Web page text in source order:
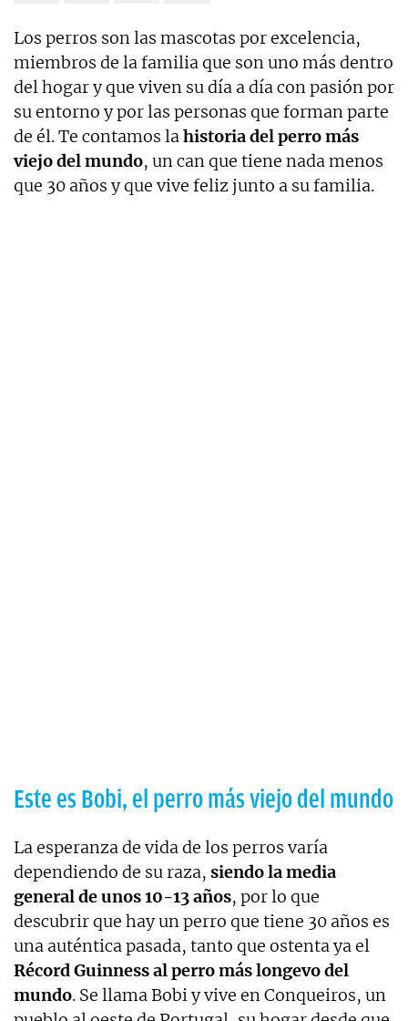
Los perros son las mascotas por excelencia,
miembros de la familia que son uno más dentro
del hogar y que viven su día a día con pasión por
su entorno y por las personas que forman parte
de él. Te contamos lahistoria del perro más
viejo del mundo, un can que tiene nada menos
que 30 años y que vive feliz junto a su familia.
Este es Bobi, el perro más viejo del mundo
La esperanza de vida de los perros varía
dependiendo de su raza, siendo la media
general de unos 10-13 años, por lo que
descubrir que hay un perro que tiene 30 años es
una auténtica pasada, tanto que ostenta ya el
Récord Guinness al perro más longevo del
mundo. Se llama Bobi y vive en Conqueiros, un